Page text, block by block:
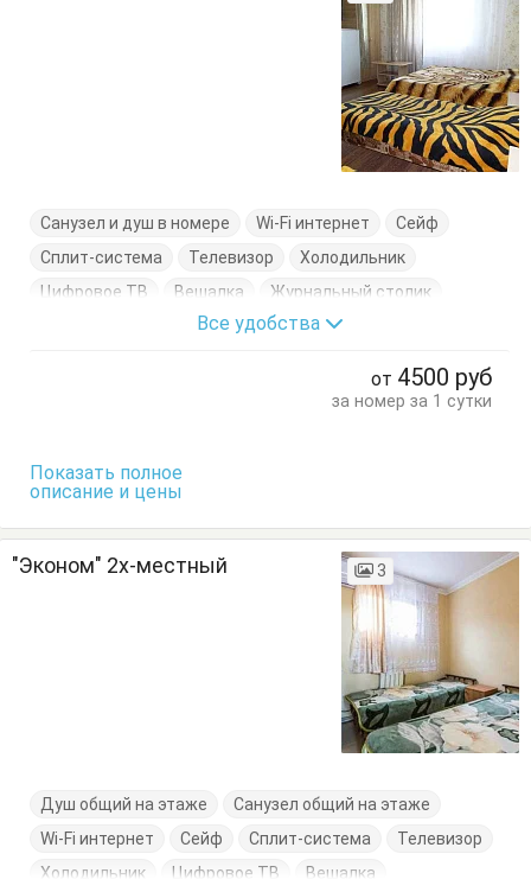
Санузел и душ в номере Wi-Fi интернет
Сейф
Сплит-система
Телевизор
Холодильник
Цифровое ТВ
Вешалка
Журнальный столик
Кровати односпальные
Кровать двуспальная
Все удобства
от 4500 руб
за номер за 1 сутки
Показать полное
описание и цены
"Эконом" 2х-местный 3
Душ общий на этаже
Санузел общий на этаже
Wi-Fi интернет
Сейф Сплит-система
Телевизор
Холодильник
Цифровое ТВ
Вешалка